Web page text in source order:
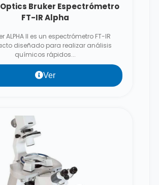
Bruker Espectrómetro
FT-IR Alpha
ALPHA II es un espectrómetro FT-IR
diseñado para realizar análisis
químicos rápidos...
Ver